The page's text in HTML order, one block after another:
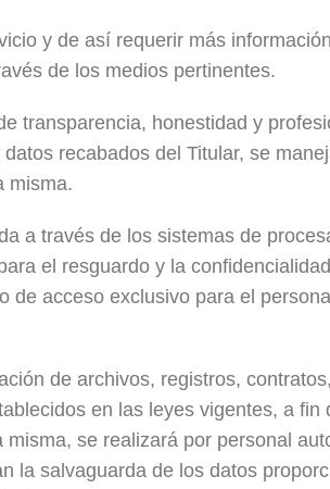
y de así requerir más
de los medios pertinentes.
transparencia, honestidad y
recabados del Titular, se
misma.
a través de los sistemas de
el resguardo y la
de acceso exclusivo para el
de archivos, registros,
en las leyes vigentes, a fin
se realizará por personal
la salvaguarda de los datos